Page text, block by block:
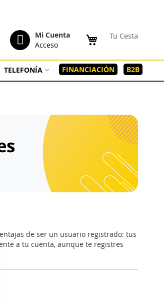
Tu Cesta
Mi Cuenta
Acceso
TELEFONÍA FINANCIACIÓN B2B
de ser un usuario registrado: tus
a tu cuenta, aunque te registres